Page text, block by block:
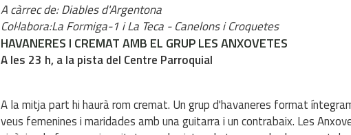
A càrrec de: Diables d'Argentona
Col·labora:La Formiga-1 i La Teca - Canelons i Croquetes
HAVANERES I CREMAT AMB EL GRUP LES ANXOVETES
A les 23 h, a la pista del Centre Parroquial
A la mitja part hi haurà rom cremat. Un grup d'havaneres format
veus femenines i maridades amb una guitarra i un contrabaix. Les